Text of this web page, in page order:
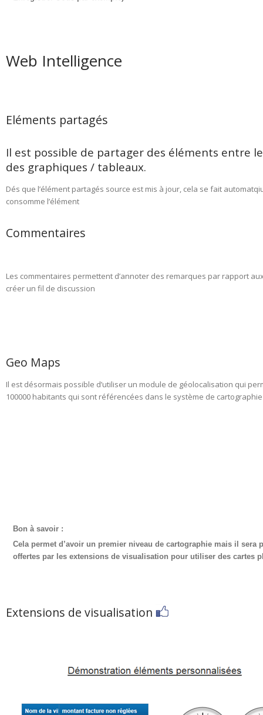
Web Intelligence
Eléments partagés
Il est possible de partager des éléments entre
des graphiques / tableaux.
Dés que l’élément partagés source est mis à jour, cela se fait
consomme l’élément
Commentaires
Les commentaires permettent d’annoter des remarques par rapport
créer un fil de discussion
Geo Maps
Il est désormais possible d’utiliser un module de géolocalisation qui
100000 habitants qui sont référencées dans le système de cartographie
Bon à savoir :
Cela permet d’avoir un premier niveau de cartographie mais il
offertes par les extensions de visualisation pour utiliser des cartes
Extensions de visualisation